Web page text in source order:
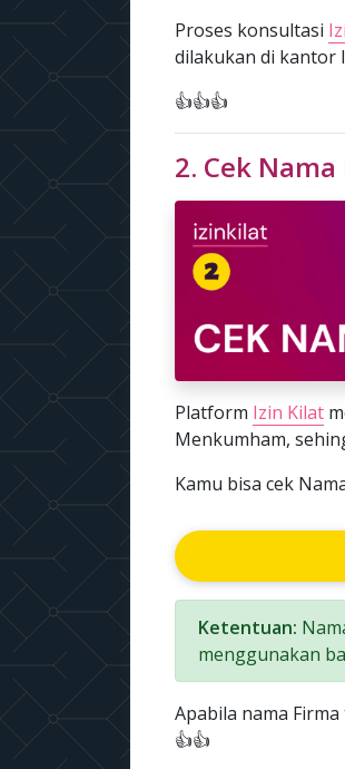
Proses konsultasi
dilakukan di kantor
👍👍👍
2. Cek Nama
Platform Izin Kilat
Menkumham,
Kamu bisa cek
Ketentuan:
menggunakan
Apabila nama
👍👍